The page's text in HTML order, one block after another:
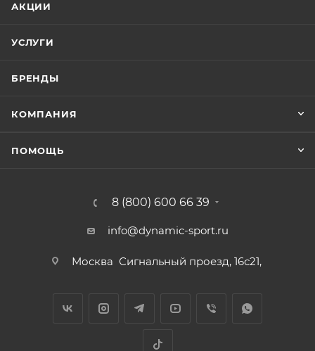
АКЦИИ
УСЛУГИ
БРЕНДЫ
КОМПАНИЯ
ПОМОЩЬ
8 (800) 600 66 39
info@dynamic-sport.ru
Москва Сигнальный проезд, 16с21,